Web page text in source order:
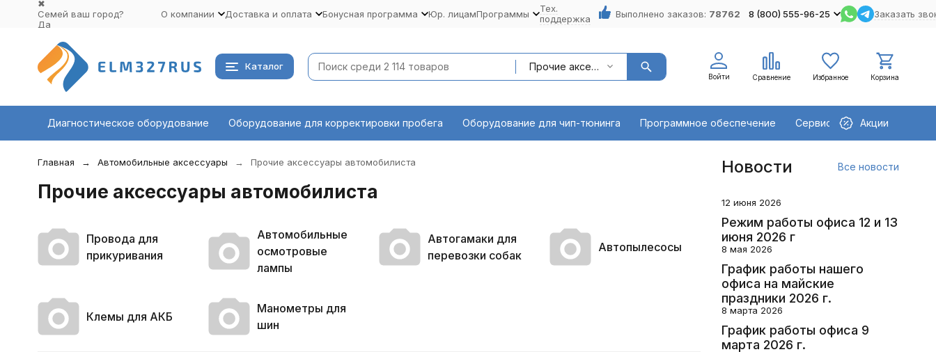
✖
Семей ваш город?
Да
О компании Доставка и оплата Бонусная программа Юр. лицамПрограммы
Тех.
поддержка
Выполнено заказов: 78762 8 (800) 555-96-25 Заказать
Каталог Прочие аксессуары автомобилиста
Войти Сравнение Избранное Корзина
Диагностическое оборудование Оборудование для корректировки пробега Оборудование для чип-тюнинга Программное обеспечение Сервисное оборудование
Акции
Главная Автомобильные аксессуары Прочие аксессуары автомобилиста
Прочие аксессуары автомобилиста
Провода для
прикуривания
Автомобильные
осмотровые
лампы
Автогамаки для
перевозки собак
Автопылесосы
Клемы для АКБ
Манометры для
шин
Новости Все новости
12 июня 2026
Режим работы офиса 12 и 13
июня 2026 г
8 мая 2026
График работы нашего
офиса на майские
праздники 2026 г.
8 марта 2026
График работы офиса 9
марта 2026 г.